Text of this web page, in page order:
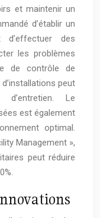
et maintenir un
d’établir un
d’effectuer des
les problèmes
de contrôle de
peut
Le
est également
optimal.
Management »,
peut réduire